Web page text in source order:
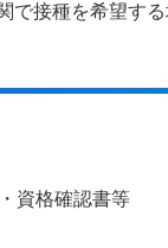
で接種を希望す
資格確認書等